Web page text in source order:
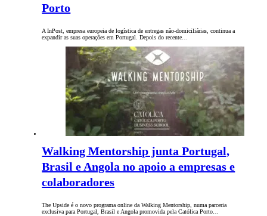
Porto
A InPost, empresa europeia de logística de entregas não-domiciliárias, continua a
expandir as suas operações em Portugal. Depois do recente…
Walking Mentorship junta Portugal,
Brasil e Angola no apoio a empresas e
colaboradores
The Upside é o novo programa online da Walking Mentorship, numa parceria
exclusiva para Portugal, Brasil e Angola promovida pela Católica Porto…